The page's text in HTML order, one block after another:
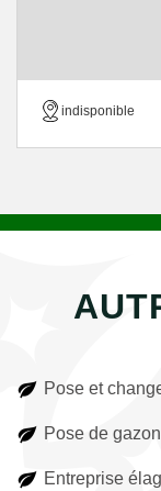
indisponible
Pose et
Pose de
Entreprise